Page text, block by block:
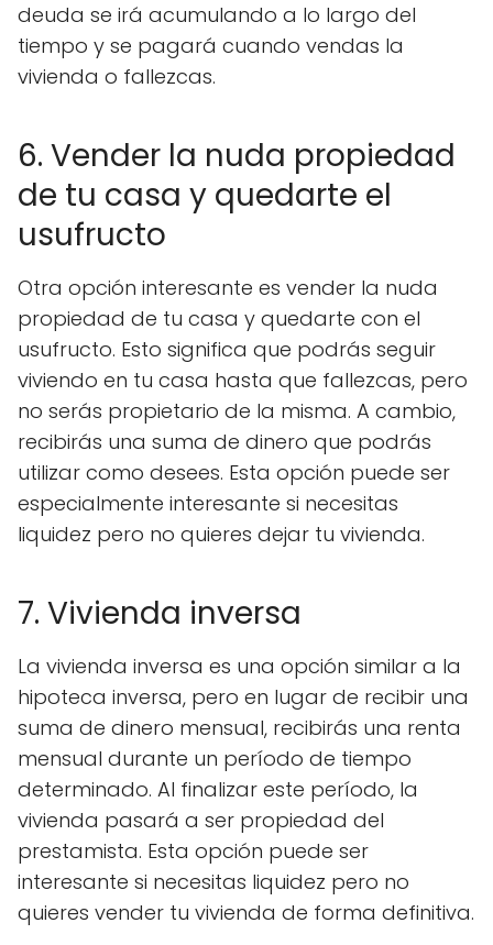
deuda se irá acumulando a lo largo del
tiempo y se pagará cuando vendas la
vivienda o fallezcas.
6. Vender la nuda propiedad
de tu casa y quedarte el
usufructo
Otra opción interesante es vender la nuda
propiedad de tu casa y quedarte con el
usufructo. Esto significa que podrás seguir
viviendo en tu casa hasta que fallezcas, pero
no serás propietario de la misma. A cambio,
recibirás una suma de dinero que podrás
utilizar como desees. Esta opción puede ser
especialmente interesante si necesitas
liquidez pero no quieres dejar tu vivienda.
7. Vivienda inversa
La vivienda inversa es una opción similar a la
hipoteca inversa, pero en lugar de recibir una
suma de dinero mensual, recibirás una renta
mensual durante un período de tiempo
determinado. Al finalizar este período, la
vivienda pasará a ser propiedad del
prestamista. Esta opción puede ser
interesante si necesitas liquidez pero no
quieres vender tu vivienda de forma definitiva.